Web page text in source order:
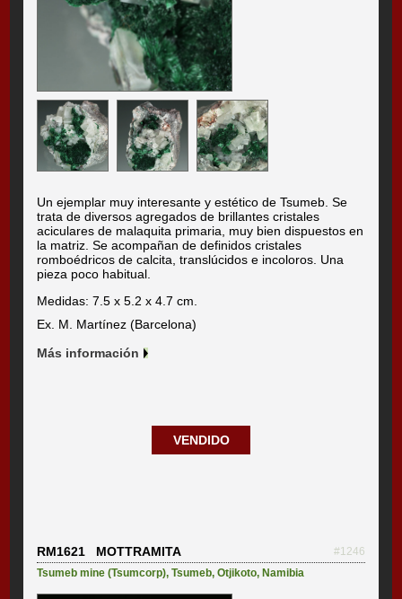
Un ejemplar muy interesante y estético de Tsumeb. Se
trata de diversos agregados de brillantes cristales
aciculares de malaquita primaria, muy bien dispuestos en
la matriz. Se acompañan de definidos cristales
romboédricos de calcita, translúcidos e incoloros. Una
pieza poco habitual.
Medidas: 7.5 x 5.2 x 4.7 cm.
Ex. M. Martínez (Barcelona)
Más información
VENDIDO
RM1621 MOTTRAMITA
#1246
Tsumeb mine (Tsumcorp),Tsumeb,Otjikoto, Namibia